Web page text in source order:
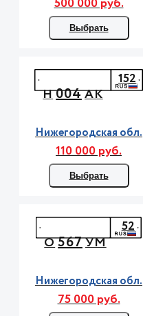
Выбрать
Н004АК
152
Нижегородская обл.
110 000 руб.
Выбрать
О567УМ
52
Нижегородская обл.
75 000 руб.